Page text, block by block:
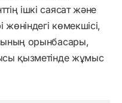
ішкі саясат және
көмекшісі,
орынбасары,
қызметінде жұмыс